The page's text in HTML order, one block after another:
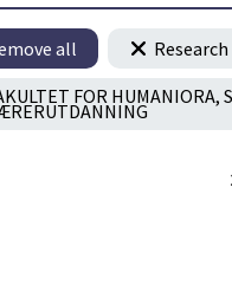
all
FOR HUMANIORA,